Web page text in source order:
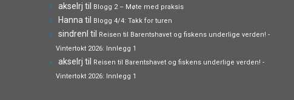
akselrj til Blogg 2 – Møte med praksis
Hanna til Blogg 4/4: Takk for turen
sindrenl til
Reisen til Barentshavet og fiskens underlige verden! -
Vintertokt 2026: Innlegg 1
akselrj til
Reisen til Barentshavet og fiskens underlige verden! -
Vintertokt 2026: Innlegg 1